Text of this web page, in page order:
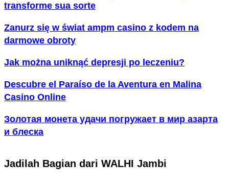
transforme sua sorte
Zanurz się w świat ampm casino z kodem na
darmowe obroty
Jak można uniknąć depresji po leczeniu?
Descubre el Paraíso de la Aventura en Malina
Casino Online
Золотая монета удачи погружает в мир азарта
и блеска
Jadilah Bagian dari WALHI Jambi